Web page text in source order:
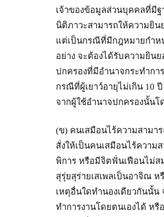
เจ้าของข้อมูลส่วนบุคคลที่มีฐ
นิติภาวะสามารถให้ความยิน
แต่เป็นกรณีที่มีกฎหมายกำห
อย่าง จะต้องได้รับความยิน
ปกครองที่มีอำนาจกระทำกา
กรณีที่ผู้เยาว์อายุไม่เกิน 10
จากผู้ใช้อำนาจปกครองนั้นโ
(ข) คนเสมือนไร้ความสามา
สั่งให้เป็นคนเสมือนไร้ความ
พิการ หรือมีจิตฟั่นเฟือนไม่ส
สุรุ่ยสุร่ายเสเพลเป็นอาจิณ ห
เหตุอื่นใดทำนองเดียวกันนั้น
ทำการงานโดยตนเองได้ หรื